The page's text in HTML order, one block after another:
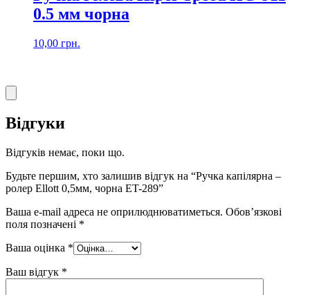
0.5 мм чорна
10,00 грн.
Відгуки
Відгуків немає, поки що.
Будьте першим, хто залишив відгук на “Ручка капілярна –
ролер Ellott 0,5мм, чорна ET-289”
Ваша e-mail адреса не оприлюднюватиметься. Обов’язкові
поля позначені *
Ваша оцінка *
Ваш відгук *